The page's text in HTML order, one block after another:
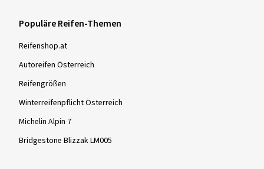
Populäre Reifen-Themen
Reifenshop.at
Autoreifen Österreich
Reifengrößen
Winterreifenpflicht Österreich
Michelin Alpin 7
Bridgestone Blizzak LM005